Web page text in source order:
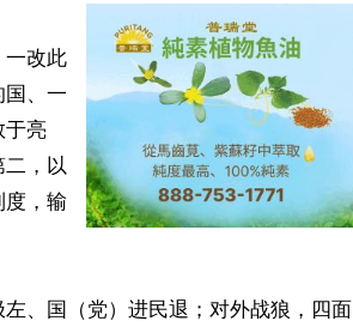
一改此
国、一
于亮
二，以
度，输
、国（党）进民退；对外战狼，四面